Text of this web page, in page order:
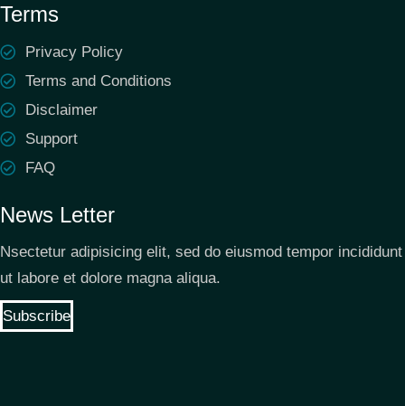
Terms
Privacy Policy
Terms and Conditions
Disclaimer
Support
FAQ
News Letter
Nsectetur adipisicing elit, sed do eiusmod tempor incididunt
ut labore et dolore magna aliqua.
Subscribe